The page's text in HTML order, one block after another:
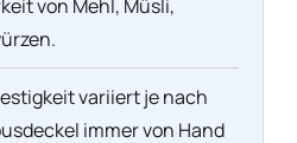
von Mehl, Müsli,
variiert je nach
immer von Hand